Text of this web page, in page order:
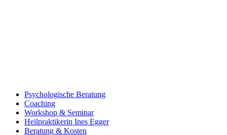
Psychologische Beratung
Coaching
Workshop & Seminar
Heilpraktikerin Ines Egger
Beratung & Kosten